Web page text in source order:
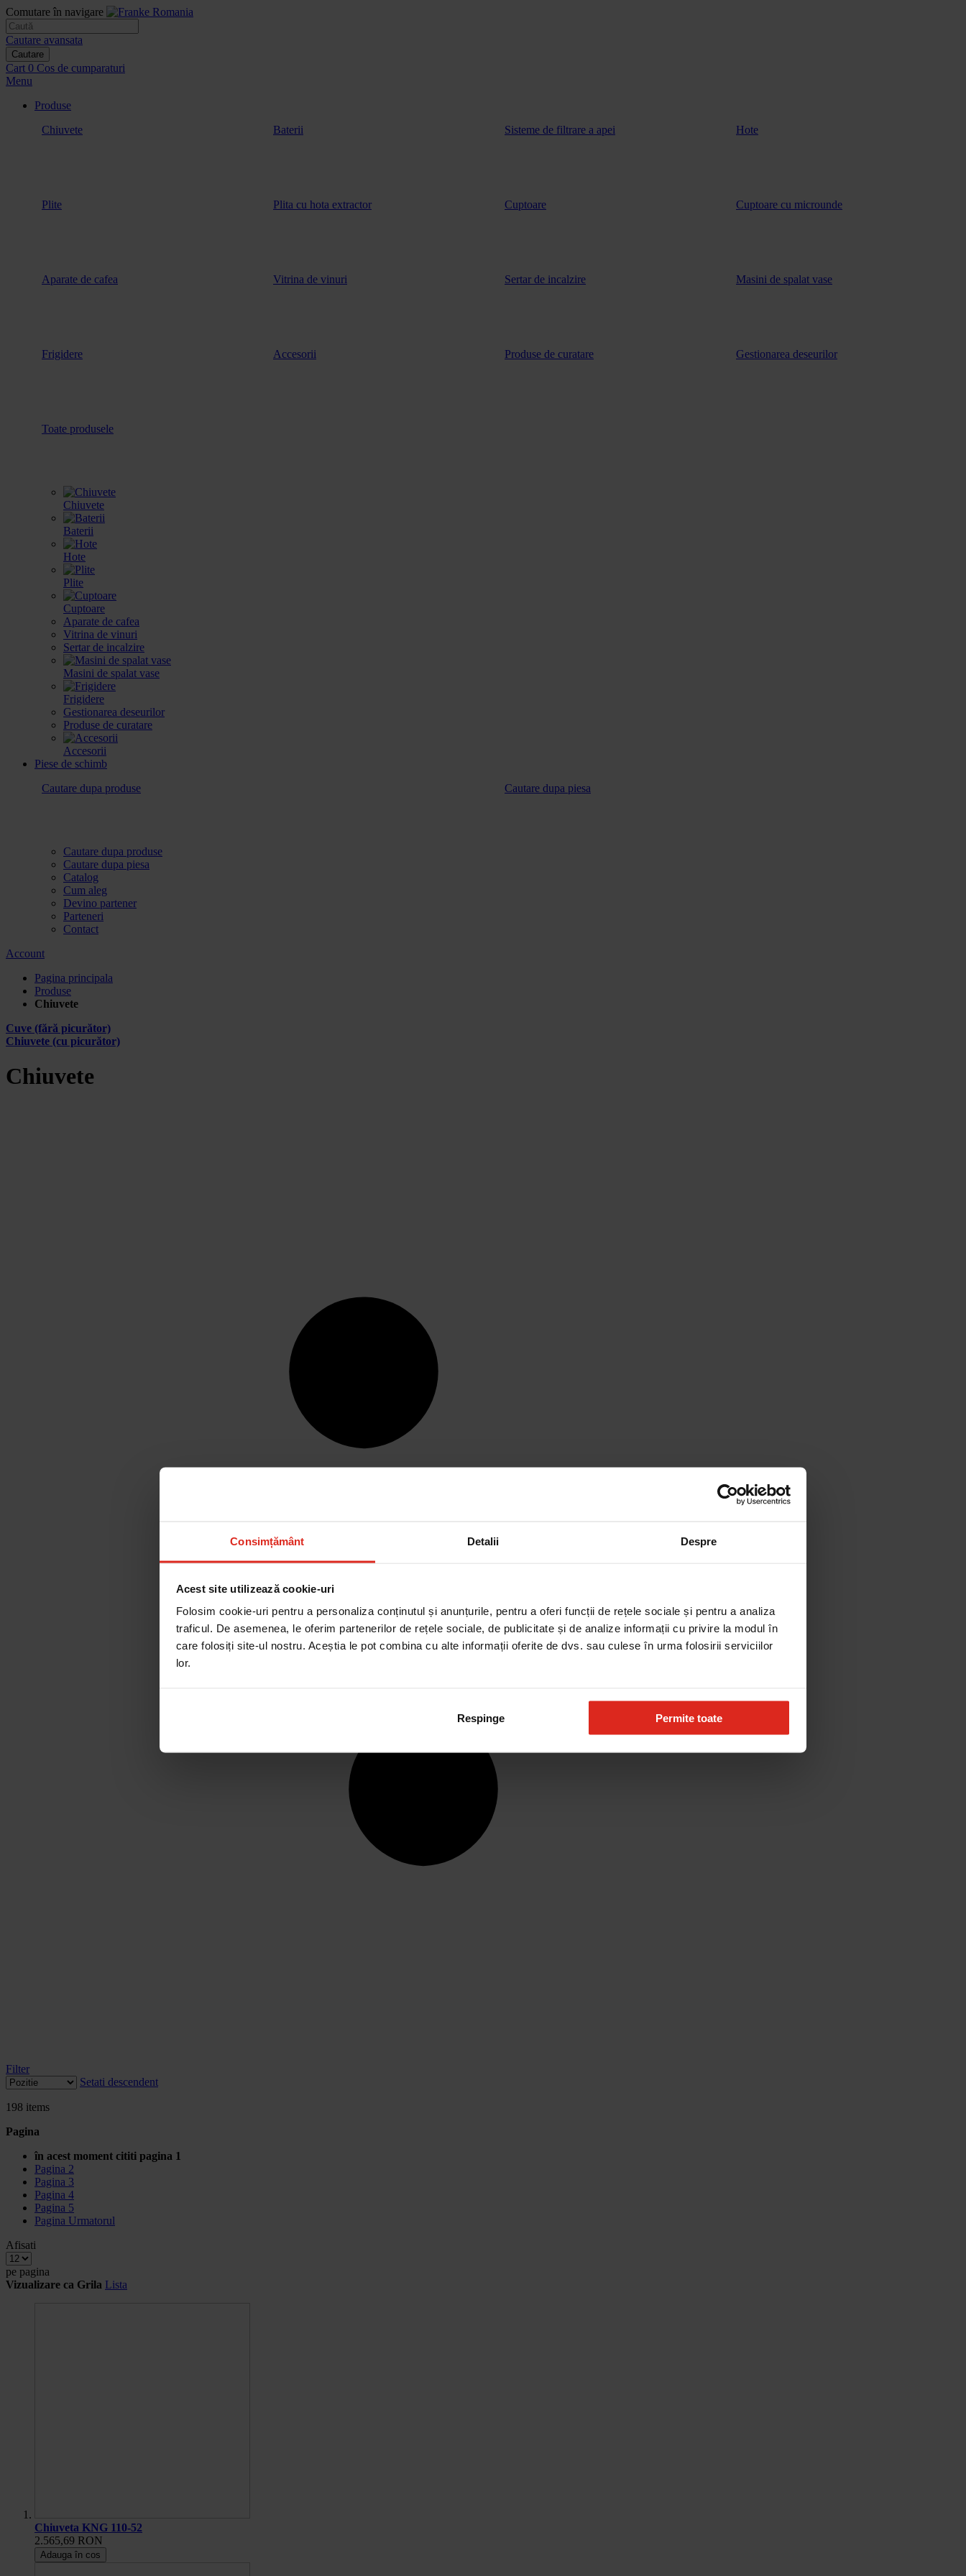
Consimțământ Detalii Despre
Acest site utilizează cookie-uri
Folosim cookie-uri pentru a personaliza conținutul și anunțurile, pentru a oferi funcții de rețele sociale și pentru a analiza
traficul. De asemenea, le oferim partenerilor de rețele sociale, de publicitate și de analize informații cu privire la modul în
care folosiți site-ul nostru. Aceștia le pot combina cu alte informații oferite de dvs. sau culese în urma folosirii serviciilor
lor.
Respinge Permite toate
Comutare în navigare
Cautare avansata
Cautare
Cart 0 Cos de cumparaturi
Menu
Produse
Chiuvete
Baterii Sisteme de filtrare a apei Hote
Plite Plita cu hota extractor Cuptoare Cuptoare cu microunde
Aparate de cafea Vitrina de vinuri Sertar de incalzire Masini de spalat vase
Frigidere Accesorii Produse de curatare Gestionarea deseurilor
Toate produsele
Chiuvete
Baterii
Hote
Plite
Cuptoare
Aparate de cafea
Vitrina de vinuri
Sertar de incalzire
Masini de spalat vase
Frigidere
Gestionarea deseurilor
Produse de curatare
Accesorii
Piese de schimb
Cautare dupa produse
Cautare dupa piesa
Cautare dupa produse
Cautare dupa piesa
Catalog
Cum aleg
Devino partener
Parteneri
Contact
Account
Pagina principala
Produse
Chiuvete
Cuve (fără picurător)
Chiuvete (cu picurător)
Chiuvete
Filter
Setati descendent
198 items
Pagina
în acest moment cititi pagina 1
Pagina 2
Pagina 3
Pagina 4
Pagina 5
Pagina Urmatorul
Afisati
pe pagina
Vizualizare ca Grila Lista
Chiuveta KNG 110-52
2.565,69 RON
Adauga în cos